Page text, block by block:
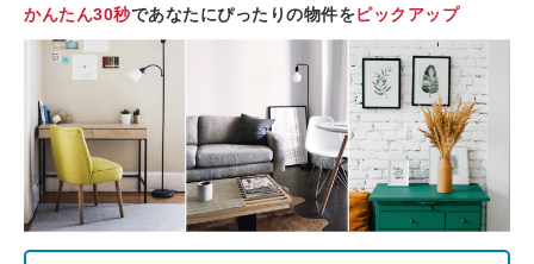
かんたん30秒であなたにぴったりの物件をピックアップ